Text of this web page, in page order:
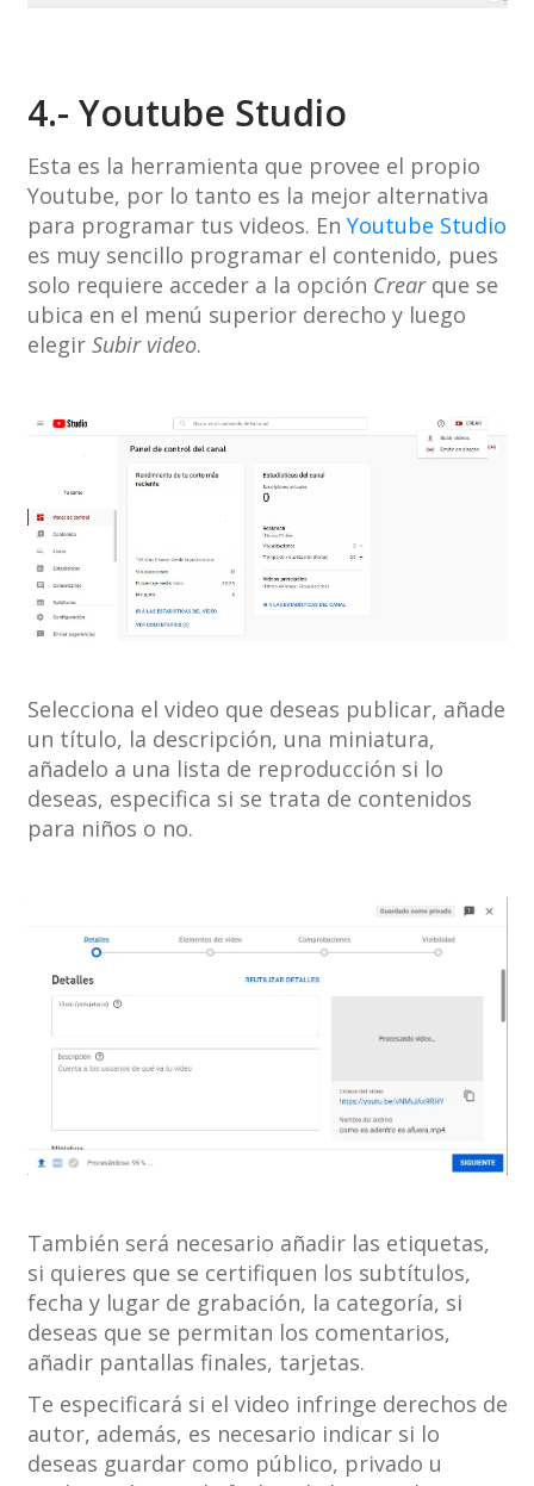
4.- Youtube Studio
Esta es la herramienta que provee el propio
Youtube, por lo tanto es la mejor alternativa
para programar tus videos. En Youtube Studio
es muy sencillo programar el contenido, pues
solo requiere acceder a la opción Crear que se
ubica en el menú superior derecho y luego
elegir Subir video.
Selecciona el video que deseas publicar, añade
un título, la descripción, una miniatura,
añadelo a una lista de reproducción si lo
deseas, especifica si se trata de contenidos
para niños o no.
También será necesario añadir las etiquetas,
si quieres que se certifiquen los subtítulos,
fecha y lugar de grabación, la categoría, si
deseas que se permitan los comentarios,
añadir pantallas finales, tarjetas.
Te especificará si el video infringe derechos de
autor, además, es necesario indicar si lo
deseas guardar como público, privado u